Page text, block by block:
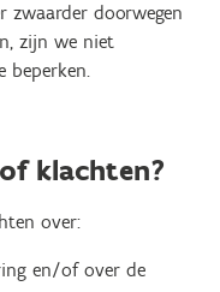
zwaarder doorwegen
zijn we niet
beperken.
klachten?
over:
en/of over de